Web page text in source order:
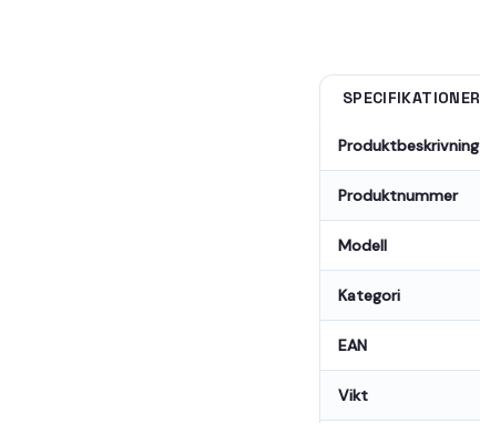
SPECIFIKATIONER
Produktbeskrivning
Produktnummer
Modell
Kategori
EAN
Vikt